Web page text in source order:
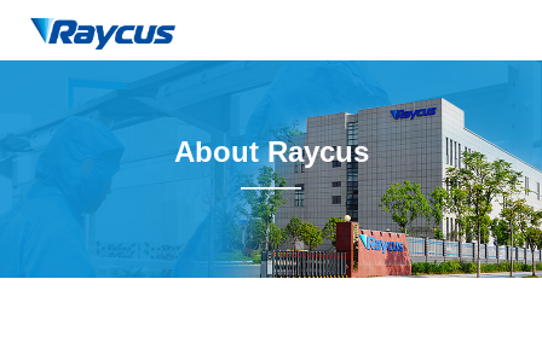
About Raycus
——